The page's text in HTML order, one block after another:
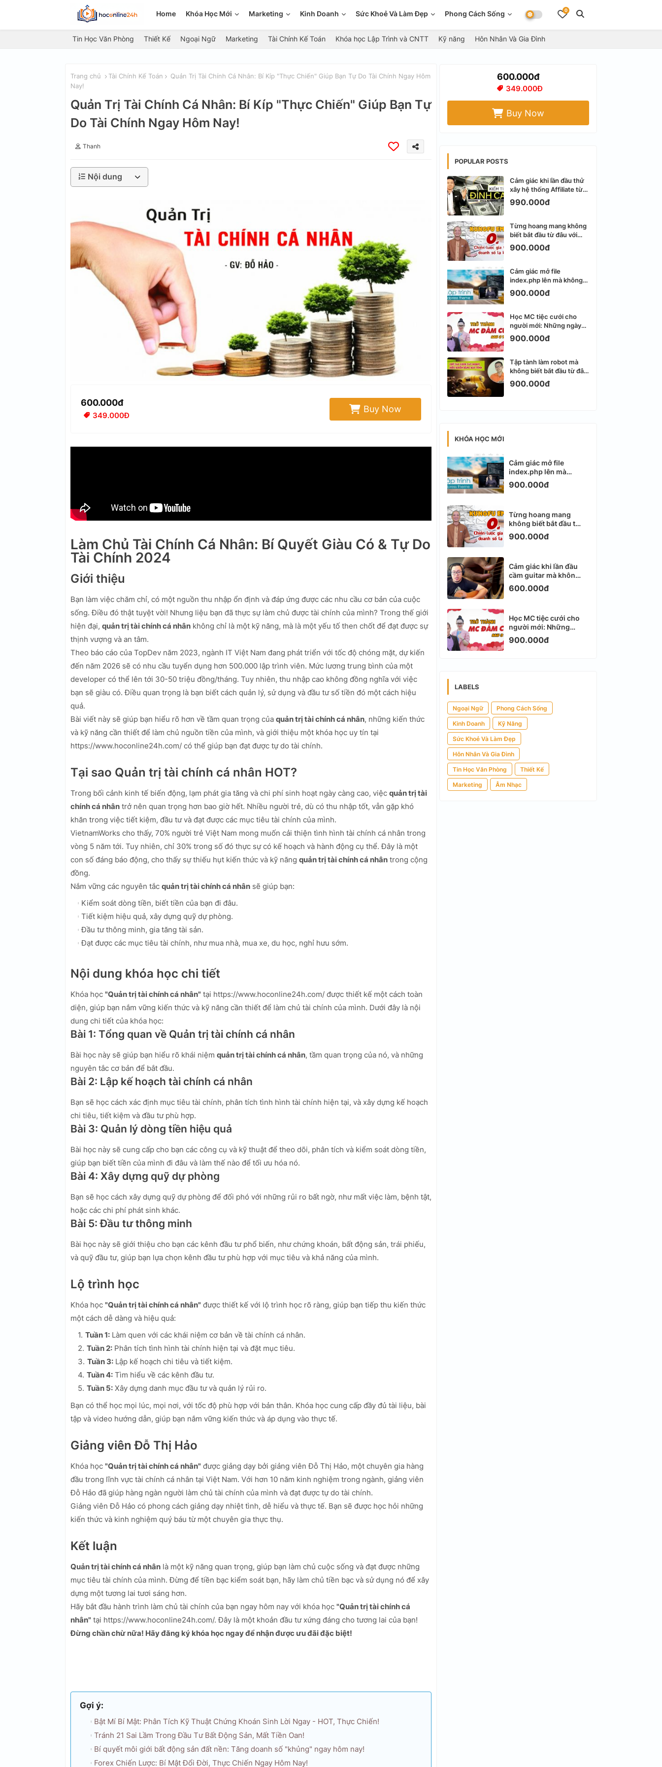
Home Khóa Học Mới Marketing Kinh Doanh Sức Khoẻ Và Làm Đẹp Phong Cách Sống 0
Tin Học Văn Phòng Thiết Kế Ngoại Ngữ Marketing Tài Chính Kế Toán Khóa học Lập Trình và CNTT Kỹ năng Hôn Nhân Và Gia Đình
Trang chủ Tài Chính Kế Toán
Quản Trị Tài Chính Cá Nhân: Bí Kíp "Thực Chiến" Giúp Bạn Tự Do Tài Chính Ngay Hôm
Nay!
Quản Trị Tài Chính Cá Nhân: Bí Kíp "Thực Chiến" Giúp Bạn Tự
Do Tài Chính Ngay Hôm Nay!
Thanh
Nội dung
600.000đ
349.000Đ
Buy Now
Làm Chủ Tài Chính Cá Nhân: Bí Quyết Giàu Có & Tự Do
Tài Chính 2024
Giới thiệu
Bạn làm việc chăm chỉ, có một nguồn thu nhập ổn định và đáp ứng được các nhu cầu cơ bản của cuộc
sống. Điều đó thật tuyệt vời! Nhưng liệu bạn đã thực sự làm chủ được tài chính của mình? Trong thế giới
hiện đại, quản trị tài chính cá nhân không chỉ là một kỹ năng, mà là một yếu tố then chốt để đạt được sự
thịnh vượng và an tâm.
Theo báo cáo của TopDev năm 2023, ngành IT Việt Nam đang phát triển với tốc độ chóng mặt, dự kiến
đến năm 2026 sẽ có nhu cầu tuyển dụng hơn 500.000 lập trình viên. Mức lương trung bình của một
developer có thể lên tới 30-50 triệu đồng/tháng. Tuy nhiên, thu nhập cao không đồng nghĩa với việc
bạn sẽ giàu có. Điều quan trọng là bạn biết cách quản lý, sử dụng và đầu tư số tiền đó một cách hiệu
quả.
Bài viết này sẽ giúp bạn hiểu rõ hơn về tầm quan trọng của quản trị tài chính cá nhân, những kiến thức
và kỹ năng cần thiết để làm chủ nguồn tiền của mình, và giới thiệu một khóa học uy tín tại
https://www.hoconline24h.com/ có thể giúp bạn đạt được tự do tài chính.
Tại sao Quản trị tài chính cá nhân HOT?
Trong bối cảnh kinh tế biến động, lạm phát gia tăng và chi phí sinh hoạt ngày càng cao, việc quản trị tài
chính cá nhân trở nên quan trọng hơn bao giờ hết. Nhiều người trẻ, dù có thu nhập tốt, vẫn gặp khó
khăn trong việc tiết kiệm, đầu tư và đạt được các mục tiêu tài chính của mình.
VietnamWorks cho thấy, 70% người trẻ Việt Nam mong muốn cải thiện tình hình tài chính cá nhân trong
vòng 5 năm tới. Tuy nhiên, chỉ 30% trong số đó thực sự có kế hoạch và hành động cụ thể. Đây là một
con số đáng báo động, cho thấy sự thiếu hụt kiến thức và kỹ năng quản trị tài chính cá nhân trong cộng
đồng.
Nắm vững các nguyên tắc quản trị tài chính cá nhân sẽ giúp bạn:
Kiểm soát dòng tiền, biết tiền của bạn đi đâu.
Tiết kiệm hiệu quả, xây dựng quỹ dự phòng.
Đầu tư thông minh, gia tăng tài sản.
Đạt được các mục tiêu tài chính, như mua nhà, mua xe, du học, nghỉ hưu sớm.
Nội dung khóa học chi tiết
Khóa học "Quản trị tài chính cá nhân" tại https://www.hoconline24h.com/ được thiết kế một cách toàn
diện, giúp bạn nắm vững kiến thức và kỹ năng cần thiết để làm chủ tài chính của mình. Dưới đây là nội
dung chi tiết của khóa học:
Bài 1: Tổng quan về Quản trị tài chính cá nhân
Bài học này sẽ giúp bạn hiểu rõ khái niệm quản trị tài chính cá nhân, tầm quan trọng của nó, và những
nguyên tắc cơ bản để bắt đầu.
Bài 2: Lập kế hoạch tài chính cá nhân
Bạn sẽ học cách xác định mục tiêu tài chính, phân tích tình hình tài chính hiện tại, và xây dựng kế hoạch
chi tiêu, tiết kiệm và đầu tư phù hợp.
Bài 3: Quản lý dòng tiền hiệu quả
Bài học này sẽ cung cấp cho bạn các công cụ và kỹ thuật để theo dõi, phân tích và kiểm soát dòng tiền,
giúp bạn biết tiền của mình đi đâu và làm thế nào để tối ưu hóa nó.
Bài 4: Xây dựng quỹ dự phòng
Bạn sẽ học cách xây dựng quỹ dự phòng để đối phó với những rủi ro bất ngờ, như mất việc làm, bệnh tật,
hoặc các chi phí phát sinh khác.
Bài 5: Đầu tư thông minh
Bài học này sẽ giới thiệu cho bạn các kênh đầu tư phổ biến, như chứng khoán, bất động sản, trái phiếu,
và quỹ đầu tư, giúp bạn lựa chọn kênh đầu tư phù hợp với mục tiêu và khả năng của mình.
Lộ trình học
Khóa học "Quản trị tài chính cá nhân" được thiết kế với lộ trình học rõ ràng, giúp bạn tiếp thu kiến thức
một cách dễ dàng và hiệu quả:
Tuần 1: Làm quen với các khái niệm cơ bản về tài chính cá nhân.
Tuần 2: Phân tích tình hình tài chính hiện tại và đặt mục tiêu.
Tuần 3: Lập kế hoạch chi tiêu và tiết kiệm.
Tuần 4: Tìm hiểu về các kênh đầu tư.
Tuần 5: Xây dựng danh mục đầu tư và quản lý rủi ro.
Bạn có thể học mọi lúc, mọi nơi, với tốc độ phù hợp với bản thân. Khóa học cung cấp đầy đủ tài liệu, bài
tập và video hướng dẫn, giúp bạn nắm vững kiến thức và áp dụng vào thực tế.
Giảng viên Đỗ Thị Hảo
Khóa học "Quản trị tài chính cá nhân" được giảng dạy bởi giảng viên Đỗ Thị Hảo, một chuyên gia hàng
đầu trong lĩnh vực tài chính cá nhân tại Việt Nam. Với hơn 10 năm kinh nghiệm trong ngành, giảng viên
Đỗ Hảo đã giúp hàng ngàn người làm chủ tài chính của mình và đạt được tự do tài chính.
Giảng viên Đỗ Hảo có phong cách giảng dạy nhiệt tình, dễ hiểu và thực tế. Bạn sẽ được học hỏi những
kiến thức và kinh nghiệm quý báu từ một chuyên gia thực thụ.
Kết luận
Quản trị tài chính cá nhân là một kỹ năng quan trọng, giúp bạn làm chủ cuộc sống và đạt được những
mục tiêu tài chính của mình. Đừng để tiền bạc kiểm soát bạn, hãy làm chủ tiền bạc và sử dụng nó để xây
dựng một tương lai tươi sáng hơn.
Hãy bắt đầu hành trình làm chủ tài chính của bạn ngay hôm nay với khóa học "Quản trị tài chính cá
nhân" tại https://www.hoconline24h.com/. Đây là một khoản đầu tư xứng đáng cho tương lai của bạn!
Đừng chần chừ nữa! Hãy đăng ký khóa học ngay để nhận được ưu đãi đặc biệt!
Gợi ý:
Bật Mí Bí Mật: Phân Tích Kỹ Thuật Chứng Khoán Sinh Lời Ngay - HOT, Thực Chiến!
Tránh 21 Sai Lầm Trong Đầu Tư Bất Động Sản, Mất Tiền Oan!
Bí quyết môi giới bất động sản đất nền: Tăng doanh số "khủng" ngay hôm nay!
Forex Chiến Lược: Bí Mật Đổi Đời, Thực Chiến Ngay Hôm Nay!
600.000đ
349.000Đ
Buy Now
POPULAR POSTS
Cảm giác khi lần đầu thử
xây hệ thống Affiliate từ
Facebook cá nhân
990.000đ
Từng hoang mang không
biết bắt đầu từ đâu với
Email Marketing
900.000đ
Cảm giác mở file
index.php lên mà không
biết viết gì tiếp theo
900.000đ
Học MC tiệc cưới cho
người mới: Những ngày
đầu thực sự khá ngợp
900.000đ
Tập tành làm robot mà
không biết bắt đầu từ đâu
thì dễ nản thật
900.000đ
KHÓA HỌC MỚI
Cảm giác mở file
index.php lên mà
không biết viết gì tiếp
theo
900.000đ
Từng hoang mang
không biết bắt đầu từ
đâu với Email
Marketing
900.000đ
Cảm giác khi lần đầu
cầm guitar mà không
biết bắt đầu từ đâu
600.000đ
Học MC tiệc cưới cho
người mới: Những
ngày đầu thực sự khá
ngợp
900.000đ
LABELS
Ngoại Ngữ Phong Cách Sống
Kinh Doanh Kỹ Năng
Sức Khoẻ Và Làm Đẹp
Hôn Nhân Và Gia Đình
Tin Học Văn Phòng Thiết Kế
Marketing Âm Nhạc